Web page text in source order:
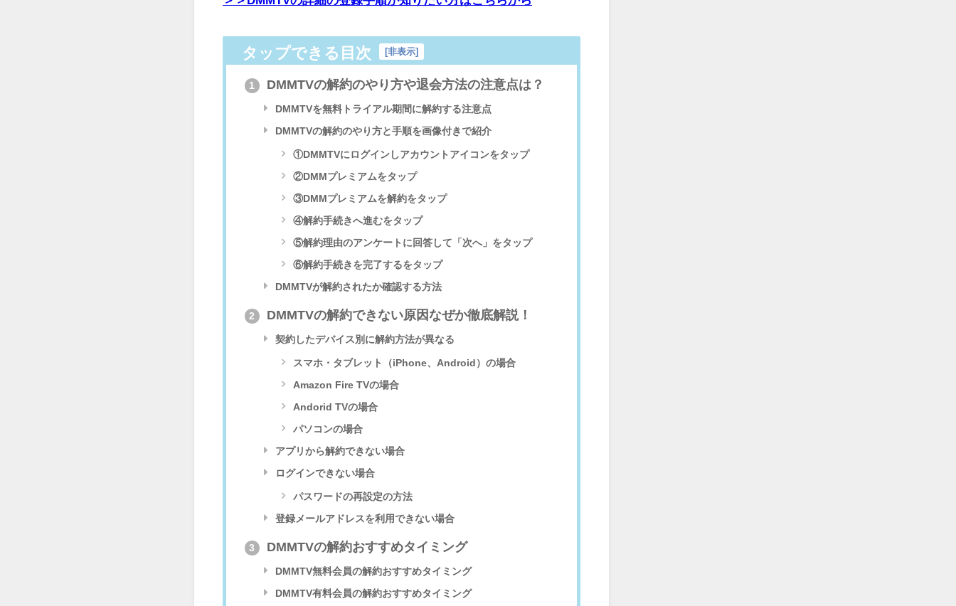
タップできる目次 [非表示]
1 DMMTVの解約のやり方や退会方法の注意点は？
DMMTVを無料トライアル期間に解約する注意点
DMMTVの解約のやり方と手順を画像付きで紹介
①DMMTVにログインしアカウントアイコンをタップ
②DMMプレミアムをタップ
③DMMプレミアムを解約をタップ
④解約手続きへ進むをタップ
⑤解約理由のアンケートに回答して「次へ」をタップ
⑥解約手続きを完了するをタップ
DMMTVが解約されたか確認する方法
2 DMMTVの解約できない原因なぜか徹底解説！
契約したデバイス別に解約方法が異なる
スマホ・タブレット（iPhone、Android）の場合
Amazon Fire TVの場合
Andorid TVの場合
パソコンの場合
アプリから解約できない場合
ログインできない場合
パスワードの再設定の方法
登録メールアドレスを利用できない場合
3 DMMTVの解約おすすめタイミング
DMMTV無料会員の解約おすすめタイミング
DMMTV有料会員の解約おすすめタイミング